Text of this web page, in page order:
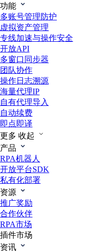
功能
多账号管理防护
虚拟资产管理
专线加速与操作安全
开放API
多窗口同步器
团队协作
操作日志溯源
海量代理IP
自有代理导入
自动续费
即点即译
更多 收起
产品
RPA机器人
开放平台SDK
私有化部署
资源
推广奖励
合作伙伴
RPA市场
插件市场
资讯